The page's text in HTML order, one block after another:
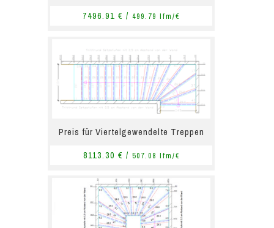
7496.91 € / 499.79 lfm/€
Preis für Viertelgewendelte Treppen
8113.30 € / 507.08 lfm/€